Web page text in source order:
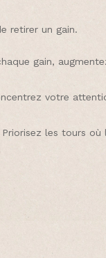
retirer un gain.
gain,
votre
les tours